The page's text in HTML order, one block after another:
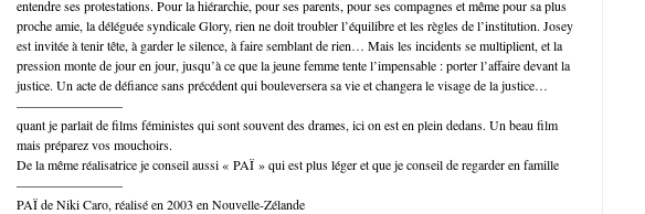
entendre ses protestations. Pour la hiérarchie, pour ses parents, pour ses compagnes et même pour sa plus
proche amie, la déléguée syndicale Glory, rien ne doit troubler l’équilibre et les règles de l’institution. Josey
est invitée à tenir tête, à garder le silence, à faire semblant de rien… Mais les incidents se multiplient, et la
pression monte de jour en jour, jusqu’à ce que la jeune femme tente l’impensable : porter l’affaire devant la
justice. Un acte de défiance sans précédent qui bouleversera sa vie et changera le visage de la justice…
————————
quant je parlait de films féministes qui sont souvent des drames, ici on est en plein dedans. Un beau film
mais préparez vos mouchoirs.
De la même réalisatrice je conseil aussi « PAÏ » qui est plus léger et que je conseil de regarder en famille
————————
PAÏ de Niki Caro, réalisé en 2003 en Nouvelle-Zélande